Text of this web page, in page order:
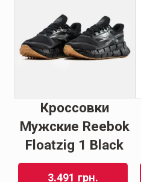
Кроссовки
Мужские Reebok
Floatzig 1 Black
3.491 грн.